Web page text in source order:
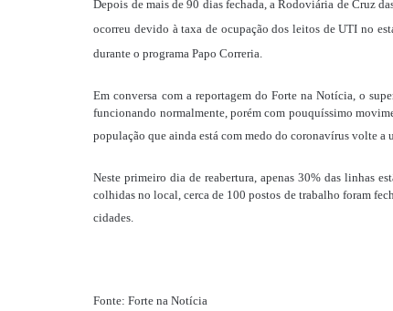
Depois de mais de 90 dias fechada, a Rodoviária de Cruz
ocorreu devido à taxa de ocupação dos leitos de UTI no
durante o programa Papo Correria.
Em conversa com a reportagem do Forte na Notícia, o
funcionando normalmente, porém com pouquíssimo
população que ainda está com medo do coronavírus volte
Neste primeiro dia de reabertura, apenas 30% das linhas
colhidas no local, cerca de 100 postos de trabalho foram
cidades.
Fonte: Forte na Notícia